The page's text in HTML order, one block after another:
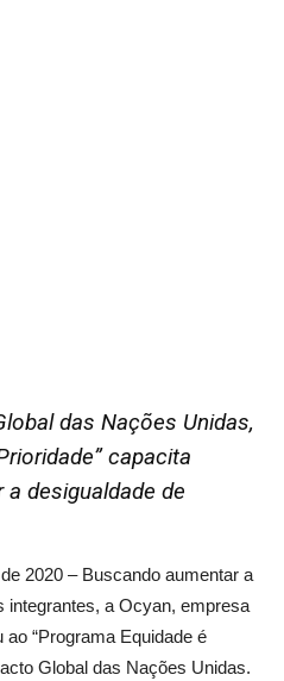
das Nações Unidas,
capacita
desigualdade de
2020 – Buscando aumentar a
integrantes, a Ocyan, empresa
“Programa Equidade é
Global das Nações Unidas.